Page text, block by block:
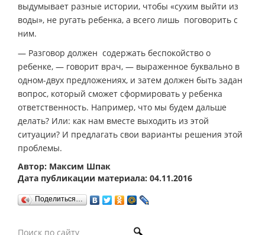
выдумывает разные истории, чтобы «сухим выйти из
воды», не ругать ребенка, а всего лишь поговорить с
ним.
— Разговор должен содержать беспокойство о
ребенке, — говорит врач, — выраженное буквально в
одном-двух предложениях, и затем должен быть задан
вопрос, который сможет сформировать у ребенка
ответственность. Например, что мы будем дальше
делать? Или: как нам вместе выходить из этой
ситуации? И предлагать свои варианты решения этой
проблемы.
Автор: Максим Шпак
Дата публикации материала: 04.11.2016
Поделиться…